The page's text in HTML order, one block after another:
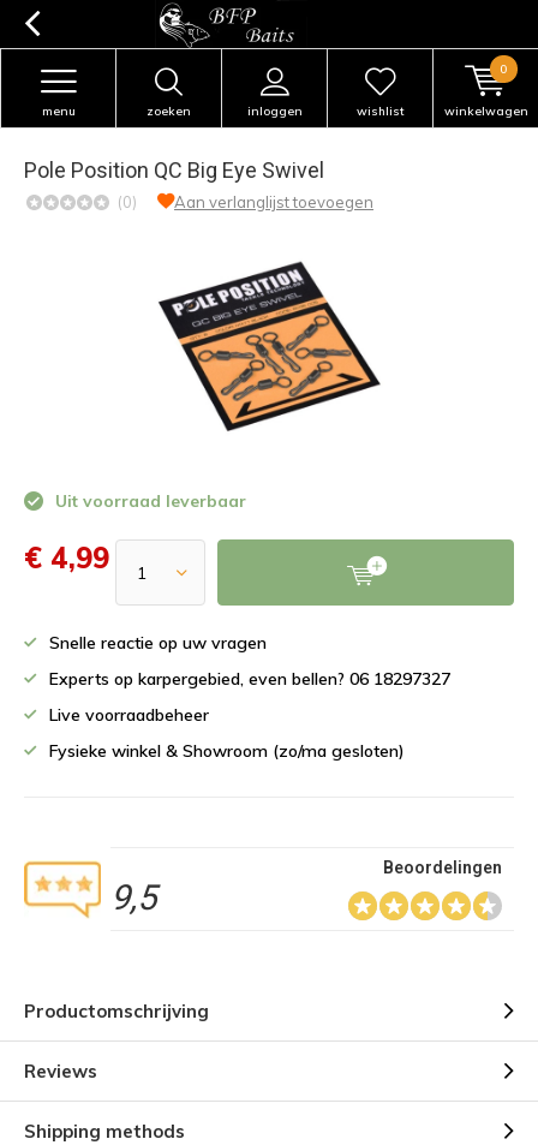
zoeken inloggen
menu wishlist winkelwagen
0
Pole Position QC Big Eye Swivel
(0) Aan verlanglijst toevoegen
Uit voorraad leverbaar
€ 4,99
Snelle reactie op uw vragen
Experts op karpergebied, even bellen? 06 18297327
Live voorraadbeheer
Fysieke winkel & Showroom (zo/ma gesloten)
9,5
Beoordelingen
Productomschrijving
Reviews
Shipping methods